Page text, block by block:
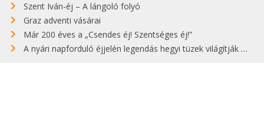
Szent Iván-éj – A lángoló folyó
Graz adventi vásárai
Már 200 éves a „Csendes éj! Szentséges éj!”
A nyári napforduló éjjelén legendás hegyi tüzek világítják meg Zugspitzét